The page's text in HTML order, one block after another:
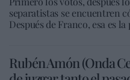
separatistas se encuentren
Después de Franco, esa es
Rubén Amón (Onda